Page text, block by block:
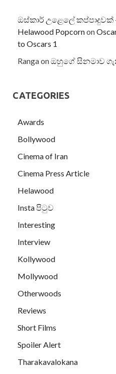
ඔස්කාර් උළෙලේ කප්පාදුවක් –
Helawood Popcornon
to Oscars 1
Rangaonඔහුගේ සිනමාව
CATEGORIES
Awards
Bollywood
Cinema of Iran
Cinema Press Article
Helawood
Insta පිටුව
Interesting
Interview
Kollywood
Mollywood
Otherwoods
Reviews
Short Films
Spoiler Alert
Tharakavalokana